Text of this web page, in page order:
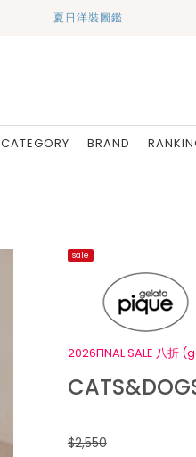
夏日洋裝圖鑑
CATEGORY BRAND
sale
2026FINAL SALE 八折
$2,550